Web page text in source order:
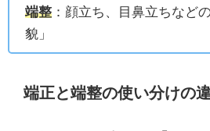
端整 ：顔立ち、目鼻立ちなど
貌」
端正と端整の使い分けの